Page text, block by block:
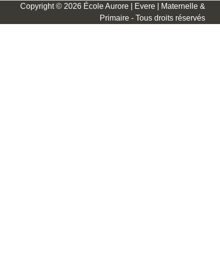
Copyright © 2026 École Aurore | Evere | Maternelle &
Primaire - Tous droits réservés